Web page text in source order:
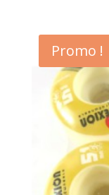
Promo !